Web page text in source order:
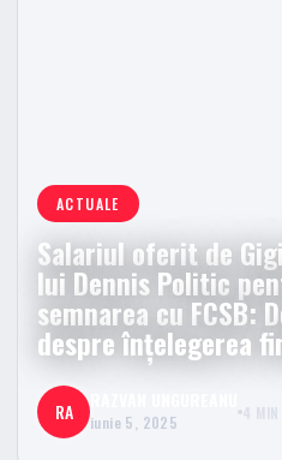
ACTUALE
Salariul oferit de
lui Dennis Politic
semnarea cu FCSB:
despre înțelegerea
RA iunie 5, 2025 4